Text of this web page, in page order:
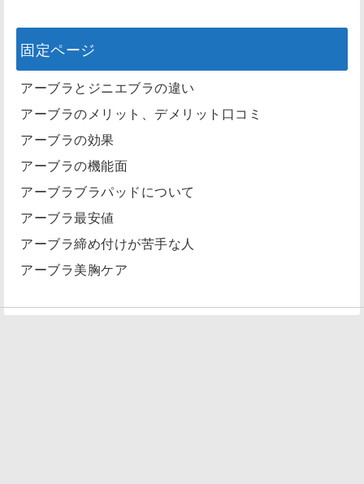
固定ページ
アーブラとジニエブラの違い
アーブラのメリット、デメリット口コミ
アーブラの効果
アーブラの機能面
アーブラブラパッドについて
アーブラ最安値
アーブラ締め付けが苦手な人
アーブラ美胸ケア